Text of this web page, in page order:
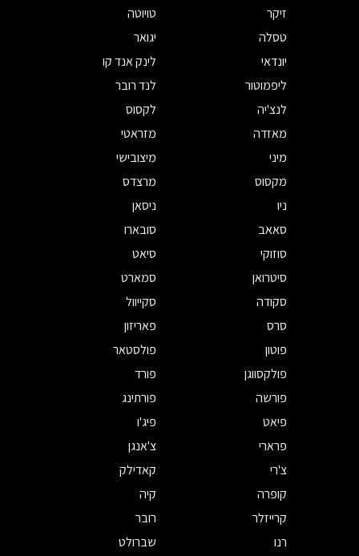
זיקר
טויוטה
טסלה
יגואר
יונדאי
לינק אנד קו
ליפמוטור
לנד רובר
לנצ'יה
לקסוס
מאזדה
מזראטי
מיני
מיצובישי
מקסוס
מרצדס
ניו
ניסאן
סאאב
סובארו
סוזוקי
סיאט
סיטרואן
סמארט
סקודה
סקייוול
סרס
פאריזון
פוטון
פולסטאר
פולקסווגן
פורד
פורשה
פורתינג
פיאט
פיג'ו
פרארי
צ'אנגן
צ'רי
קאדילק
קופרה
קיה
קרייזלר
רובר
רנו
שברולט